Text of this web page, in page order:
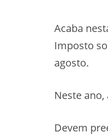
Acaba
Imposto
agosto.
Neste
Devem